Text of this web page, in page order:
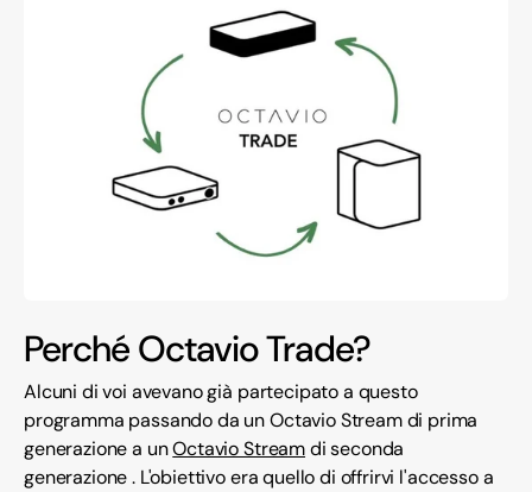
Perché Octavio Trade?
Alcuni di voi avevano già partecipato a questo
programma passando da un Octavio Stream di prima
generazione a unOctavio Streamdi seconda
generazione . L'obiettivo era quello di offrirvi l'accesso a